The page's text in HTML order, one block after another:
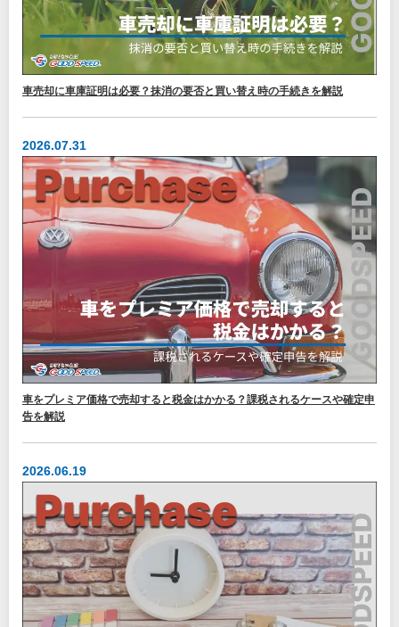
車売却に車庫証明は必要？抹消の要否と買い替え時の手続きを解説
2026.07.31
車をプレミア価格で売却すると税金はかかる？課税されるケースや確定申
告を解説
2026.06.19